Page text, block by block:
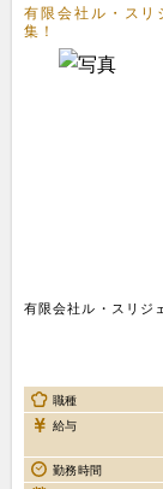
有限会社ル・ス
集！
有限会社ル・スリジ
職種
給与
勤務時間